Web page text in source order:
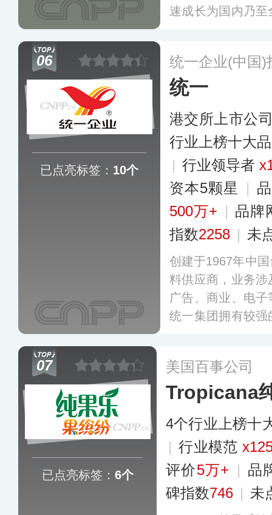
速成长为国内乃
06
已点亮标签： 10个
统一企业(中国)
统一
港交所上市公
行业上榜十大
| 行业领导者
资本5颗星
|
500万+ | 品牌
指数2258 | 未
创建于1967年中
料供应商，业务
广告、商业、电
统一集团拥有较
小灶、茄皇等多
07
已点亮标签： 6个
美国百事公司
Tropicana
4个行业上榜十
| 行业模范
评价5万+ | 品
碑指数746 | 未